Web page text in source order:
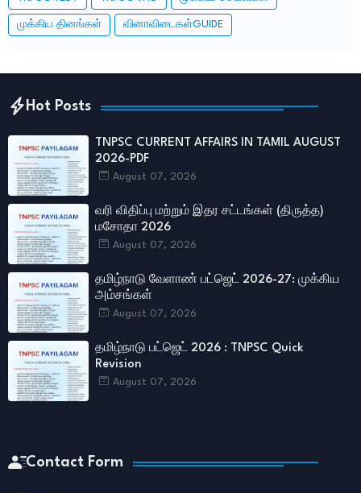
முக்கிய தினங்கள் வினாவிடைகள்GUIDE
Hot Posts
TNPSC CURRENT AFFAIRS IN TAMIL AUGUST
2026-PDF
August 07, 2026
வரி விதிப்பு மற்றும் இதர சட்​டங்​கள் (திருத்த)
மசோதா 2026
August 07, 2026
தமிழ்நாடு வேளாண் பட்ஜெட் 2026-27: முக்கிய
அம்சங்கள்
August 07, 2026
தமிழ்நாடு பட்ஜெட் 2026 : TNPSC Quick
Revision
August 07, 2026
Contact Form